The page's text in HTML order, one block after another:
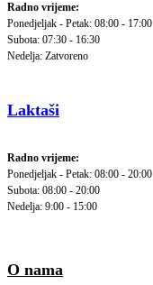
Radno vrijeme:
Ponedjeljak - Petak: 08:00 - 17:00
Subota: 07:30 - 16:30
Nedelja: Zatvoreno
Laktaši
Radno vrijeme:
Ponedjeljak - Petak: 08:00 - 20:00
Subota: 08:00 - 20:00
Nedelja: 9:00 - 15:00
O nama